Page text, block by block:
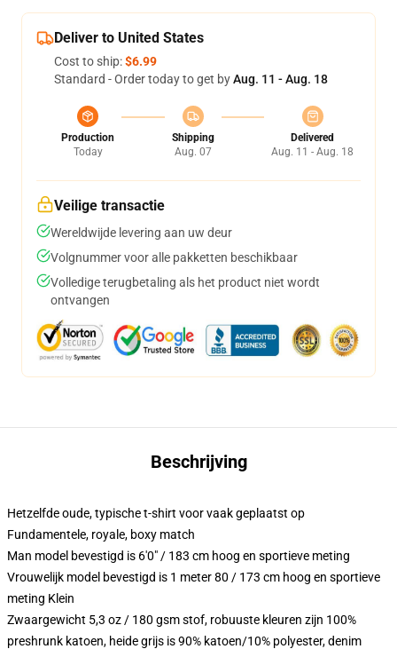
Deliver to United States
Cost to ship:$6.99
Standard - Order today to get byAug. 11 - Aug. 18
Production
Today
Shipping
Aug. 07
Delivered
Aug. 11 - Aug. 18
Veilige transactie
Wereldwijde levering aan uw deur
Volgnummer voor alle pakketten beschikbaar
Volledige terugbetaling als het product niet wordt
ontvangen
Beschrijving
Hetzelfde oude, typische t-shirt voor vaak geplaatst op
Fundamentele, royale, boxy match
Man model bevestigd is 6'0" / 183 cm hoog en sportieve meting
Vrouwelijk model bevestigd is 1 meter 80 / 173 cm hoog en sportieve
meting Klein
Zwaargewicht 5,3 oz / 180 gsm stof, robuuste kleuren zijn 100%
preshrunk katoen, heide grijs is 90% katoen/10% polyester, denim